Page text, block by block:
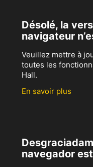
Désolé, la
navigateur
Veuillez mettre à
toutes les
Hall.
En savoir plus
navegador